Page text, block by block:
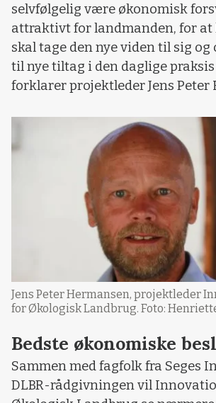
selvfølgelig være økonomisk
attraktivt for landmanden, for at
skal tage den nye viden til sig
til nye tiltag i den daglige
forklarer projektleder Jens Peter
Jens Peter Hermansen, projektleder
for Økologisk Landbrug. Foto:
Bedste økonomiske
Sammen med fagfolk fra Seges
DLBR-rådgivningen vil